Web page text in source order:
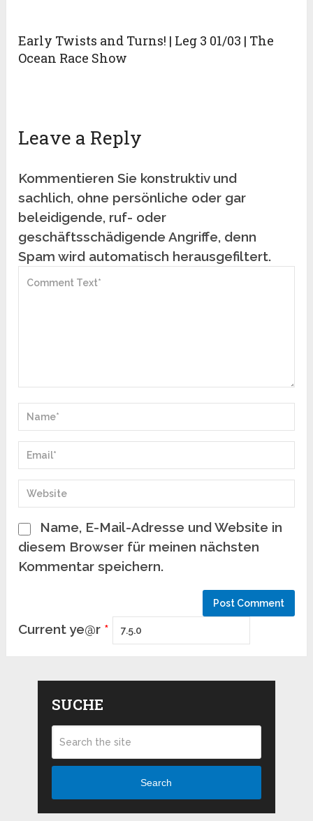
Early Twists and Turns! | Leg 3 01/03 | The
Ocean Race Show
Leave a Reply
Kommentieren Sie konstruktiv und
sachlich, ohne persönliche oder gar
beleidigende, ruf- oder
geschäftsschädigende Angriffe, denn
Spam wird automatisch herausgefiltert.
Name, E-Mail-Adresse und Website in
diesem Browser für meinen nächsten
Kommentar speichern.
Current ye@r *
SUCHE
Search